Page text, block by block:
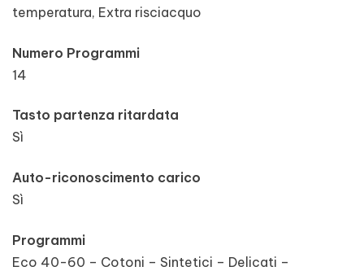
temperatura, Extra risciacquo
Numero Programmi
14
Tasto partenza ritardata
Sì
Auto-riconoscimento carico
Sì
Programmi
Eco 40-60 – Cotoni – Sintetici – Delicati –